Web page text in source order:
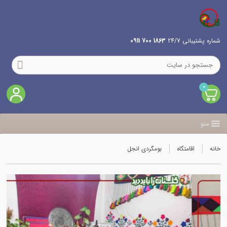
شماره پشتیبانی 24/7 1863 700 0911
0
منو
خانه اقامتگاه بومگردی انجل